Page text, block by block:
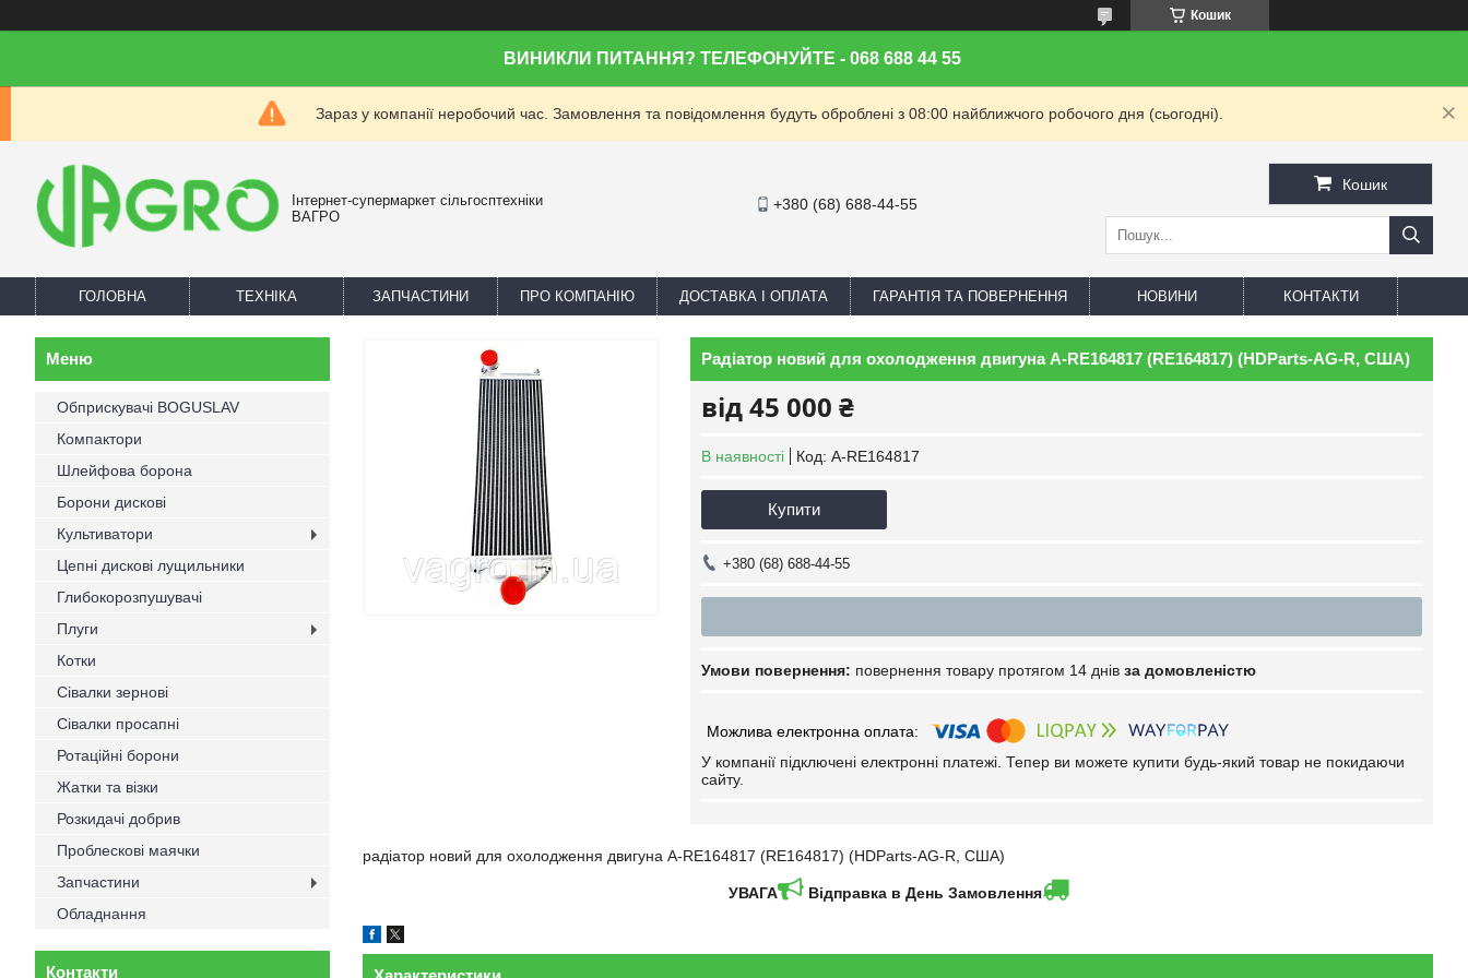
Кошик
ВИНИКЛИ ПИТАННЯ? ТЕЛЕФОНУЙТЕ - 068 688 44 55
Зараз у компанії неробочий час. Замовлення та повідомлення будуть оброблені з 08:00 найближчого робочого дня (сьогодні).
Інтернет-супермаркет сільгосптехніки
ВАГРО
+380 (68) 688-44-55
Кошик
ГОЛОВНА ТЕХНІКА ЗАПЧАСТИНИ ПРО КОМПАНІЮ ДОСТАВКА І ОПЛАТА ГАРАНТІЯ ТА ПОВЕРНЕННЯ НОВИНИ КОНТАКТИ
Радіатор новий для охолодження двигуна A-RE164817 (RE164817) (HDParts-AG-R, США)
від45 000 ₴
В наявності Код: A-RE164817
Купити
+380 (68) 688-44-55
повернення товару протягом 14 днів за домовленістю
У компанії підключені електронні платежі. Тепер ви можете купити будь-який товар не покидаючи
сайту.
радіатор новий для охолодження двигуна A-RE164817 (RE164817) (HDParts-AG-R, США)
УВАГА Відправка в День Замовлення
Обприскувачі BOGUSLAV
Компактори
Шлейфова борона
Борони дискові
Культиватори
Цепні дискові лущильники
Глибокорозпушувачі
Плуги
Котки
Сівалки зернові
Сівалки просапні
Ротаційні борони
Жатки та візки
Розкидачі добрив
Проблескові маячки
Запчастини
Обладнання
Контакти